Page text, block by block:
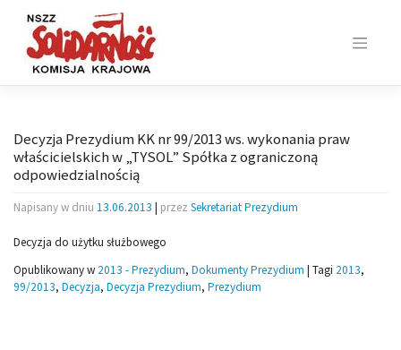
content
Decyzja Prezydium KK nr 99/2013 ws. wykonania praw
właścicielskich w „TYSOL” Spółka z ograniczoną
odpowiedzialnością
Napisany w dniu 13.06.2013 | przez Sekretariat Prezydium
Decyzja do użytku służbowego
Opublikowany w 2013 - Prezydium, Dokumenty Prezydium | Tagi 2013,
99/2013, Decyzja, Decyzja Prezydium, Prezydium